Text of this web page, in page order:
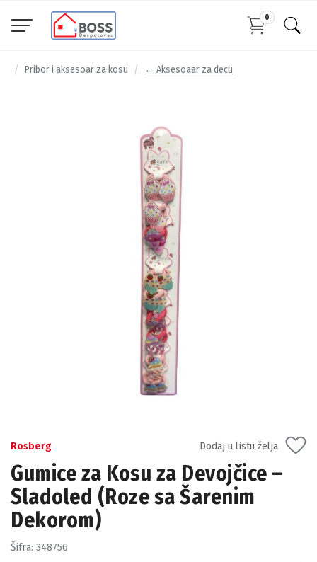
0
Pribor i aksesoar za kosu ← Aksesoaar za decu
Rosberg Dodaj u listu želja
Gumice za Kosu za Devojčice –
Sladoled (Roze sa Šarenim
Dekorom)
Šifra: 348756